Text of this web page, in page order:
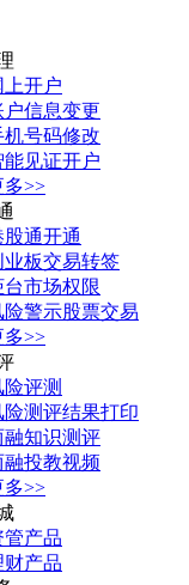
上开户
户信息变更
机号码修改
能见证开户
多>>
股通开通
业板交易转签
台市场权限
险警示股票交易
多>>
险评测
险测评结果打印
融知识测评
融投教视频
多>>
管产品
财产品